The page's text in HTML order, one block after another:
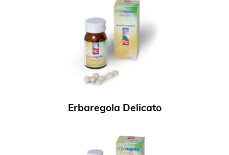
Erbaregola Delicato